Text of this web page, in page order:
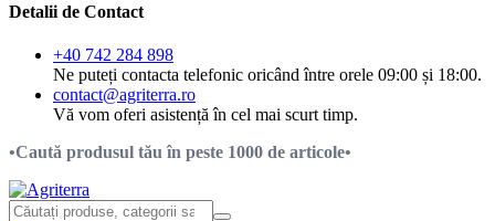
Detalii de Contact
+40 742 284 898
Ne puteți contacta telefonic oricând între orele 09:00 și 18:00.
contact@agriterra.ro
Vă vom oferi asistență în cel mai scurt timp.
•Caută produsul tău în peste 1000 de articole•